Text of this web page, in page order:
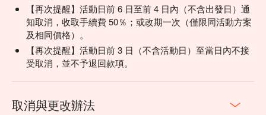
【再次提醒】活動日前 6 日至前 4 日內（不含出發日）通
知取消，收取手續費 50％；或改期一次（僅限同活動方案
及相同價格）。
【再次提醒】活動日前 3 日（不含活動日）至當日內不接
受取消，並不予退回款項。
取消與更改辦法